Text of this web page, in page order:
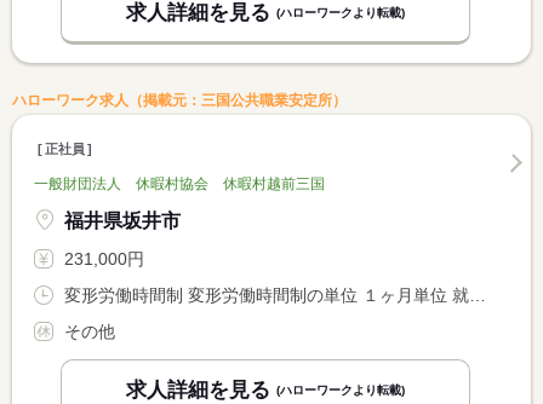
求人詳細を見る (ハローワークより転載)
ハローワーク求人（掲載元：三国公共職業安定所）
正社員
一般財団法人 休暇村協会 休暇村越前三国
福井県坂井市
231,000円
その他
求人詳細を見る (ハローワークより転載)